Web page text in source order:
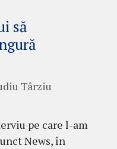
să
Târziu
pe care l-am
News, în